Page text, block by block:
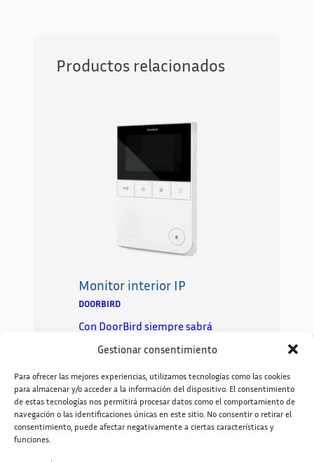
Gestionar consentimiento
Para ofrecer las mejores experiencias, utilizamos tecnologías como las cookies
para almacenar y/o acceder a la información del dispositivo. El consentimiento
de estas tecnologías nos permitirá procesar datos como el comportamiento de
navegación o las identificaciones únicas en este sitio. No consentir o retirar el
consentimiento, puede afectar negativamente a ciertas características y
funciones.
Productos relacionados
Monitor interior IP
DOORBIRD
Con DoorBird siempre sabrá
representa la combin…
Leer más